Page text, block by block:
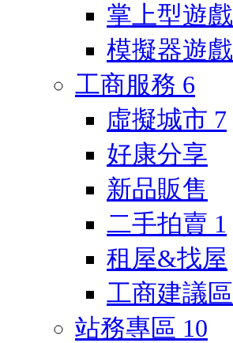
掌上型遊戲
模擬器遊戲
工商服務 6
虛擬城市 7
好康分享
新品販售
二手拍賣 1
租屋&找屋
工商建議區
站務專區 10